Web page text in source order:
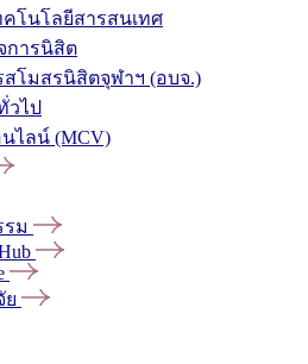
โนโลยีสารสนเทศ
การนิสิต
โมสรนิสิตจุฬาฯ (อบจ.)
วไป
ไลน์ (MCV)
รม
ย